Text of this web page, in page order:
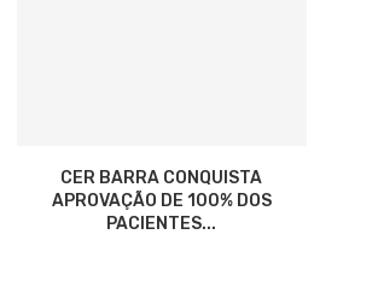
CER BARRA CONQUISTA
APROVAÇÃO DE 100% DOS
PACIENTES...